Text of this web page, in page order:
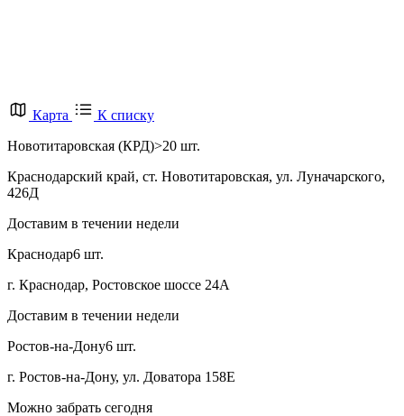
Карта
К списку
Новотитаровская (КРД)>20 шт.
Краснодарский край, ст. Новотитаровская, ул. Луначарского,
426Д
Доставим в течении недели
Краснодар6 шт.
г. Краснодар, Ростовское шоссе 24А
Доставим в течении недели
Ростов-на-Дону6 шт.
г. Ростов-на-Дону, ул. Доватора 158Е
Можно забрать сегодня